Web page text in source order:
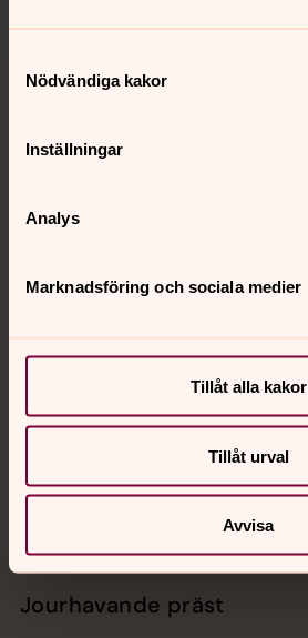
Nödvändiga kakor
Inställningar
Analys
Marknadsföring och sociala medier
Tillåt alla kakor
Tillåt urval
Avvisa
Hitta snabbt
Sociala kanaler
Jourhavande präst